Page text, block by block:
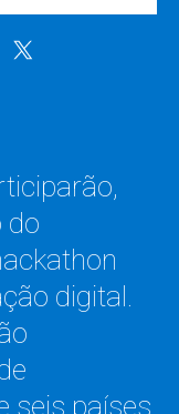
do
digital.